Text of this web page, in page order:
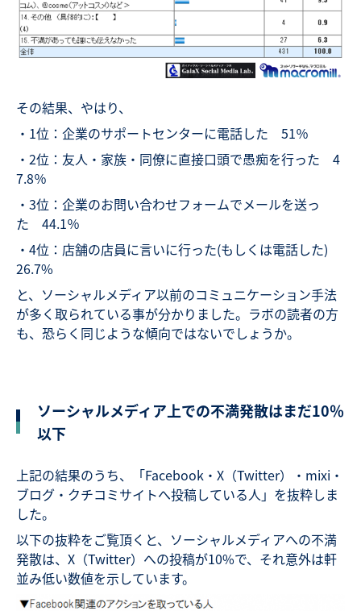
その結果、やはり、
・1位：企業のサポートセンターに電話した 51％
・2位：友人・家族・同僚に直接口頭で愚痴を行った 4
7.8％
・3位：企業のお問い合わせフォームでメールを送っ
た 44.1％
・4位：店舗の店員に言いに行った(もしくは電話した)
26.7%
と、ソーシャルメディア以前のコミュニケーション手法
が多く取られている事が分かりました。ラボの読者の方
も、恐らく同じような傾向ではないでしょうか。
ソーシャルメディア上での不満発散はまだ10％
以下
上記の結果のうち、「Facebook・X（Twitter）・mixi・
ブログ・クチコミサイトへ投稿している人」を抜粋しま
した。
以下の抜粋をご覧頂くと、ソーシャルメディアへの不満
発散は、X（Twitter）への投稿が10%で、それ意外は軒
並み低い数値を示しています。